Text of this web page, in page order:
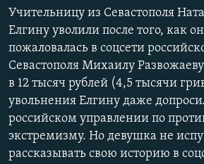
УКРАИНСКАЯ ПРОБЛЕМА КРЫМА
Все сайты RFE/RL
240p
720p 1080p
Учительницу из Севастополя
Елгину уволили после того, как
пожаловалась в соцсети
Севастополя Михаилу
в 12 тысяч рублей (4,5 тысячи
увольнения Елгину даже
российском управлении по
экстремизму. Но девушка не
рассказывать свою историю в